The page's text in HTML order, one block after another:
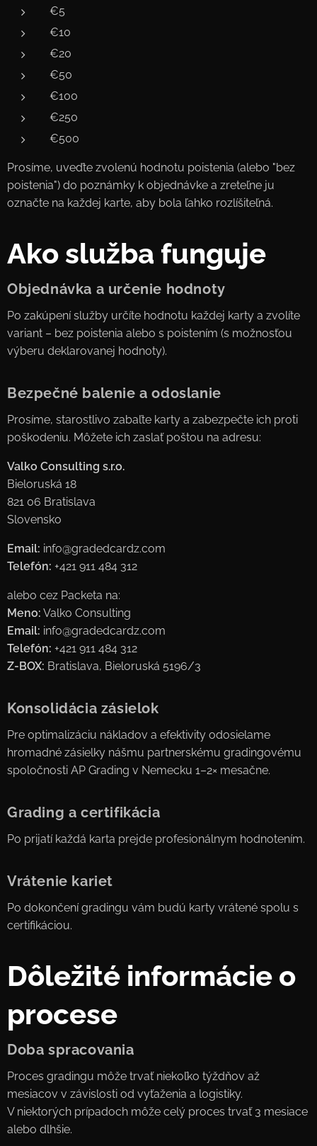
€5
€10
€20
€50
€100
€250
€500
Prosíme, uveďte zvolenú hodnotu poistenia (alebo "bez
poistenia") do poznámky k objednávke a zreteľne ju
označte na každej karte, aby bola ľahko rozlíšiteľná.
Ako služba funguje
Objednávka a určenie hodnoty
Po zakúpení služby určíte hodnotu každej karty a zvolíte
variant – bez poistenia alebo s poistením (s možnosťou
výberu deklarovanej hodnoty).
Bezpečné balenie a odoslanie
Prosíme, starostlivo zabaľte karty a zabezpečte ich proti
poškodeniu. Môžete ich zaslať poštou na adresu:
Valko Consulting s.r.o.
Bieloruská 18
821 06 Bratislava
Slovensko
Email: info@gradedcardz.com
Telefón: +421 911 484 312
alebo cez Packeta na:
Meno: Valko Consulting
Email: info@gradedcardz.com
Telefón: +421 911 484 312
Z-BOX: Bratislava, Bieloruská 5196/3
Konsolidácia zásielok
Pre optimalizáciu nákladov a efektivity odosielame
hromadné zásielky nášmu partnerskému gradingovému
spoločnosti AP Grading v Nemecku 1–2× mesačne.
Grading a certifikácia
Po prijatí každá karta prejde profesionálnym hodnotením.
Vrátenie kariet
Po dokončení gradingu vám budú karty vrátené spolu s
certifikáciou.
Dôležité informácie o
procese
Doba spracovania
Proces gradingu môže trvať niekoľko týždňov až
mesiacov v závislosti od vyťaženia a logistiky.
V niektorých prípadoch môže celý proces trvať 3 mesiace
alebo dlhšie.